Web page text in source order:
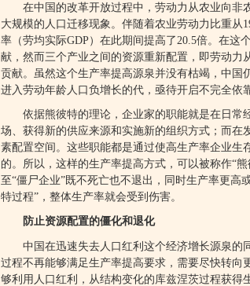
在中国的改革开放过程中，劳动力从农业向非
大规模的人口迁移现象。伴随着农业劳动力比重从
率（劳均实际GDP）在此期间提高了 20.5倍。在这
献，然而三个产业之间的资源重新配置，即劳动
贡献。虽然这个生产率提高源泉并没有枯竭，中
进入劳动年龄人口负增长的代，亟待开启不完全依
依据熊彼特的理论，企业家的职能就是在日常
场、获得新的供应来源和实施新的组织方式；而
素配置空间。这些职能都是通过使高生产率企业
的。所以，这样的生产率提高方式，可以被称作“
至“僵尸企业”既不死亡也不退出，同时生产率更高
特过程”，整体生产率就会受到伤害。
防止资源配置的僵化和退化
中国在迅速失去人口红利这个经济增长源泉的
过程不再能够满足生产率提高要求，需要尽快转
够利用人口红利，从结构变化的库兹涅茨过程获